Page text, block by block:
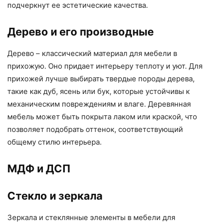
подчеркнут ее эстетические качества.
Дерево и его производные
Дерево – классический материал для мебели в
прихожую. Оно придает интерьеру теплоту и уют. Для
прихожей лучше выбирать твердые породы дерева,
такие как дуб, ясень или бук, которые устойчивы к
механическим повреждениям и влаге. Деревянная
мебель может быть покрыта лаком или краской, что
позволяет подобрать оттенок, соответствующий
общему стилю интерьера.
МДФ и ДСП
Стекло и зеркала
Зеркала и стеклянные элементы в мебели для